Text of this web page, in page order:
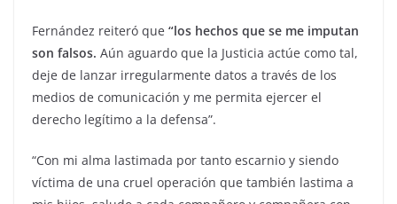
Fernández reiteró que “los hechos que se me imputan
son falsos. Aún aguardo que la Justicia actúe como tal,
deje de lanzar irregularmente datos a través de los
medios de comunicación y me permita ejercer el
derecho legítimo a la defensa”.
“Con mi alma lastimada por tanto escarnio y siendo
víctima de una cruel operación que también lastima a